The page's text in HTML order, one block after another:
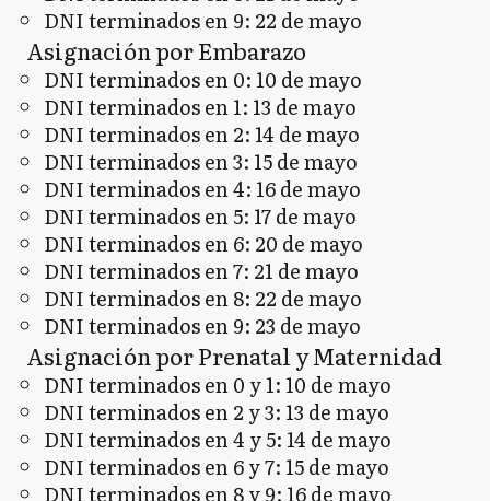
DNI terminados en 9: 22 de mayo
Asignación por Embarazo
DNI terminados en 0: 10 de mayo
DNI terminados en 1: 13 de mayo
DNI terminados en 2: 14 de mayo
DNI terminados en 3: 15 de mayo
DNI terminados en 4: 16 de mayo
DNI terminados en 5: 17 de mayo
DNI terminados en 6: 20 de mayo
DNI terminados en 7: 21 de mayo
DNI terminados en 8: 22 de mayo
DNI terminados en 9: 23 de mayo
Asignación por Prenatal y Maternidad
DNI terminados en 0 y 1: 10 de mayo
DNI terminados en 2 y 3: 13 de mayo
DNI terminados en 4 y 5: 14 de mayo
DNI terminados en 6 y 7: 15 de mayo
DNI terminados en 8 y 9: 16 de mayo